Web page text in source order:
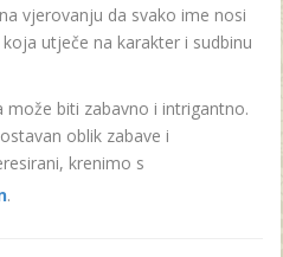
vjerovanju da svako ime nosi
utječe na karakter i sudbinu
biti zabavno i intrigantno.
oblik zabave i
krenimo s
.